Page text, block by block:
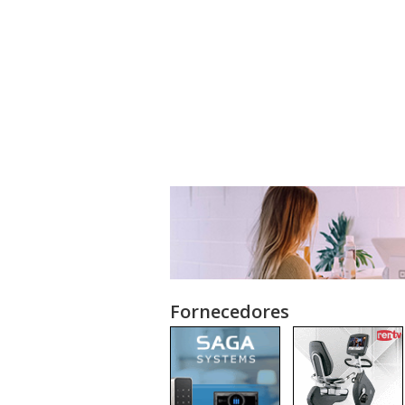
Fornecedores